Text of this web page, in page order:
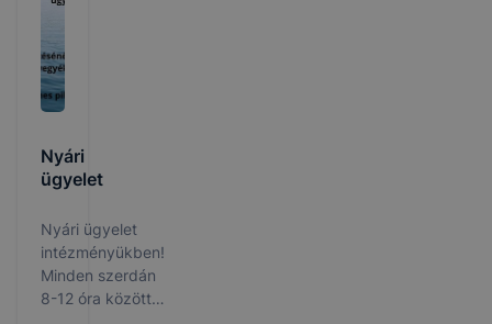
Nyári
ügyelet
Nyári ügyelet
intézményükben!
Minden szerdán
8-12 óra között!